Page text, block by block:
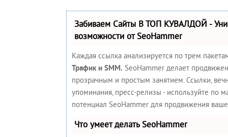
Забиваем Сайты В ТОП КУВАЛДОЙ -
возможности от SeoHammer
Каждая ссылка анализируется по трем
Трафик и SMM. SeoHammer делает
прозрачным и простым занятием. Ссылки,
упоминания, пресс-релизы - используйте по
потенциал SeoHammer для продвижения
Что умеет делать SeoHammer